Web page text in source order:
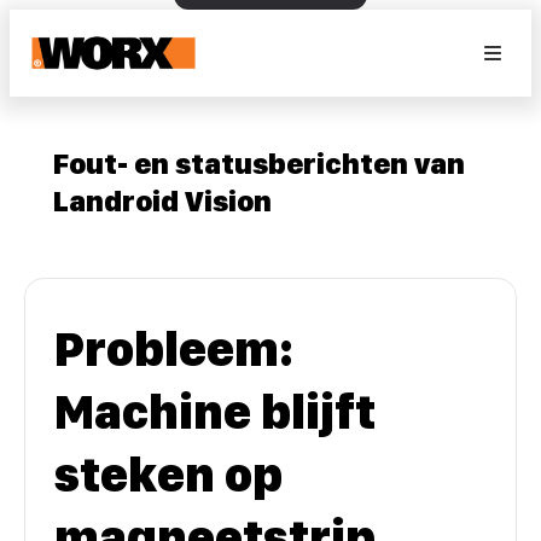
Fout- en statusberichten van
Landroid Vision
Probleem:
Machine blijft
steken op